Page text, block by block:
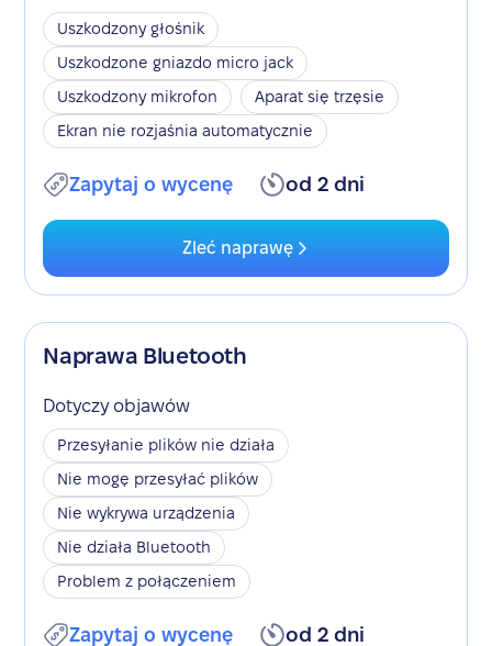
Uszkodzony głośnik
Uszkodzone gniazdo micro jack
Uszkodzony mikrofon
Aparat się trzęsie
Ekran nie rozjaśnia automatycznie
Zapytaj o wycenę od 2 dni
Zleć naprawę
Naprawa Bluetooth
Dotyczy objawów
Przesyłanie plików nie działa
Nie mogę przesyłać plików
Nie wykrywa urządzenia
Nie działa Bluetooth
Problem z połączeniem
Zapytaj o wycenę od 2 dni